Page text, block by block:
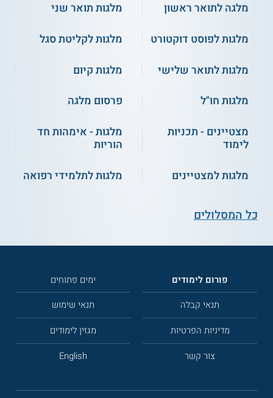
מלגה לתואר ראשון
מלגות תואר שני
מלגות לפוסט דוקטורט
מלגות לקליטת סגל
מלגות לתואר שלישי
מלגות קיום
מלגות חו"ל
פרסום מלגה
מצטיינים - תכניות
לימוד
מלגות - אימהות חד
הוריות
מלגות למצטיינים
מלגות לתלמידי רפואה
כל המסלולים
פורום לימודים
ימים פתוחים
תנאי קבלה
תנאי שימוש
מדיניות הפרטיות
מגזין לימודים
צור קשר
English